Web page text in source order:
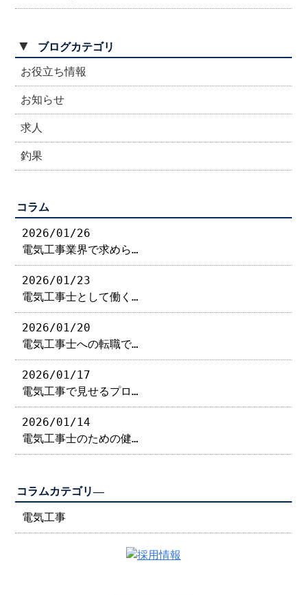
▼ ブログカテゴリ
お役立ち情報
お知らせ
求人
釣果
コラム
2026/01/26
電気工事業界で求めら…
2026/01/23
電気工事士として働く…
2026/01/20
電気工事士への転職で…
2026/01/17
電気工事で見せるプロ…
2026/01/14
電気工事士のための健…
コラムカテゴリ―
電気工事